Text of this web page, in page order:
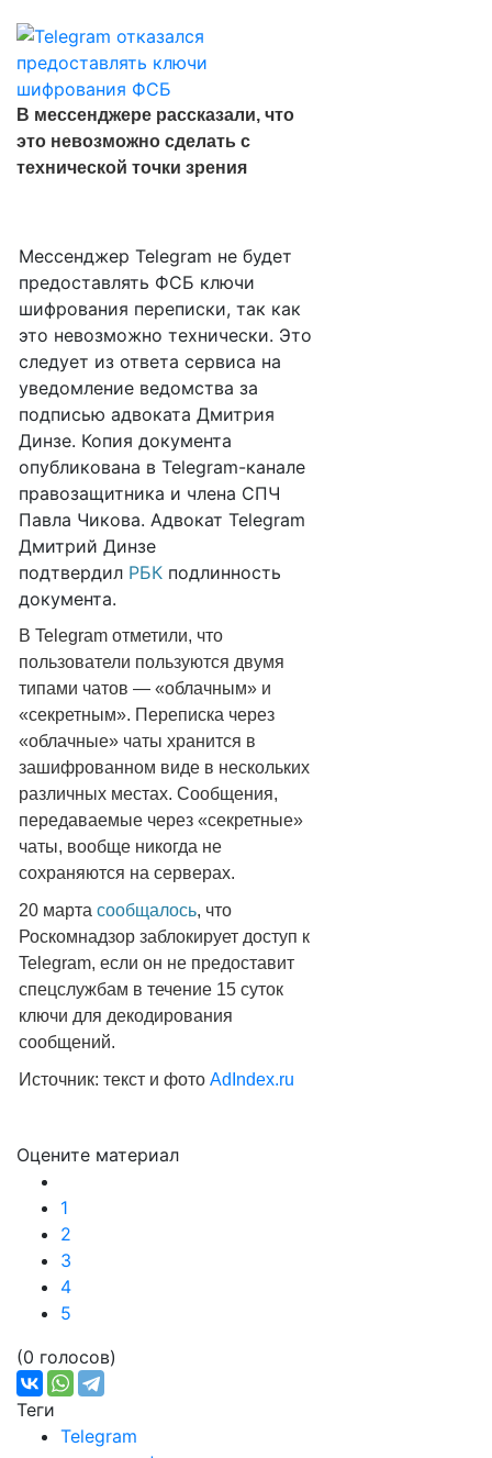
В мессенджере рассказали, что
это невозможно сделать с
технической точки зрения
Мессенджер Telegram не будет
предоставлять ФСБ ключи
шифрования переписки, так как
это невозможно технически. Это
следует из ответа сервиса на
уведомление ведомства за
подписью адвоката Дмитрия
Динзе. Копия документа
опубликована в Telegram-канале
правозащитника и члена СПЧ
Павла Чикова. Адвокат Telegram
Дмитрий Динзе
подтвердил РБК подлинность
документа.
В Telegram отметили, что
пользователи пользуются двумя
типами чатов — «облачным» и
«секретным». Переписка через
«облачные» чаты хранится в
зашифрованном виде в нескольких
различных местах. Сообщения,
передаваемые через «секретные»
чаты, вообще никогда не
сохраняются на серверах.
20 марта сообщалось, что
Роскомнадзор заблокирует доступ к
Telegram, если он не предоставит
спецслужбам в течение 15 суток
ключи для декодирования
сообщений.
Источник: текст и фото AdIndex.ru
Подробнее:
Оцените материал
1
2
3
4
5
(0 голосов)
Теги
Telegram